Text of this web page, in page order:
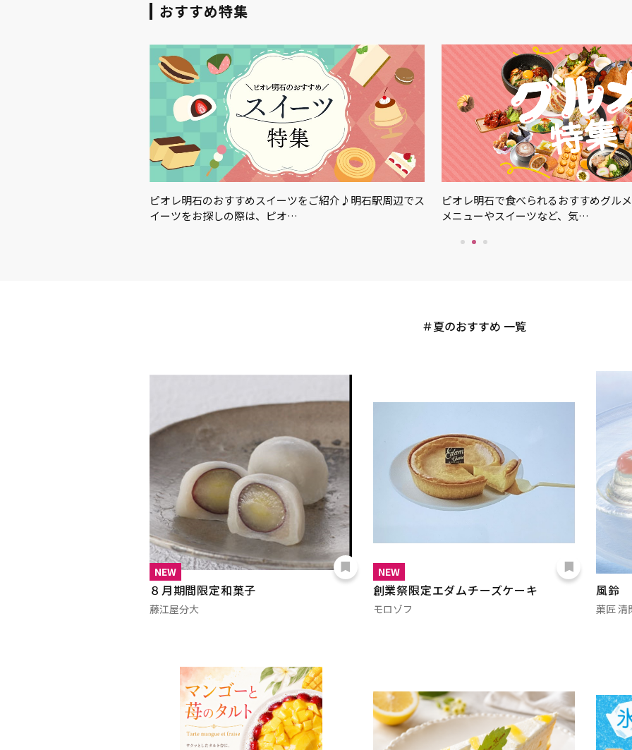
おすすめ特集
ピオレ明石のおすすめスイーツをご紹介♪明石駅周辺でス
イーツをお探しの際は、ピオ…
ピオレ明石で食べられるおすすめグル
メニューやスイーツなど、気…
夏のおすすめ 一覧
NEW
８月期間限定和菓子
藤江屋分大
NEW
創業祭限定エダムチーズケーキ
モロゾフ
風鈴
菓匠 清